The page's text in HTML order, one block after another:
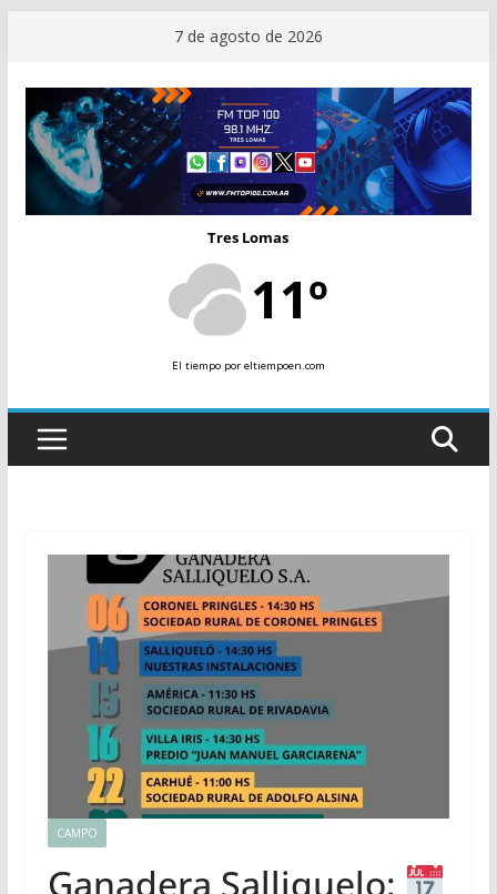
contenido
7 de agosto de 2026
Tres Lomas
11º
El tiempopor eltiempoen.com
CAMPO
Ganadera Salliquelo: